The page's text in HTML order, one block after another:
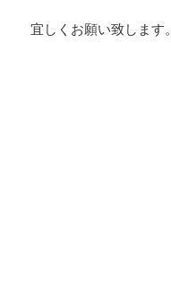
宜しくお願い致します。